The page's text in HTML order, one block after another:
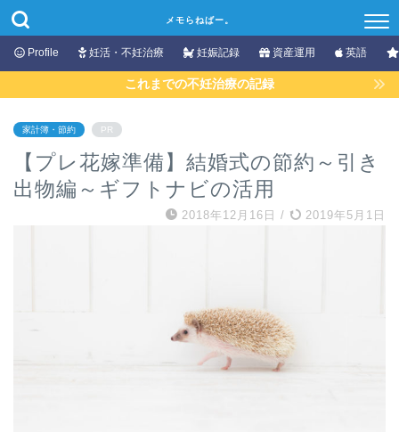
メモらねばー。
Profile 妊活・不妊治療 妊娠記録 資産運用 英語
これまでの不妊治療の記録
家計簿・節約 PR
【プレ花嫁準備】結婚式の節約～引き
出物編～ギフトナビの活用
2018年12月16日 / 2019年5月1日